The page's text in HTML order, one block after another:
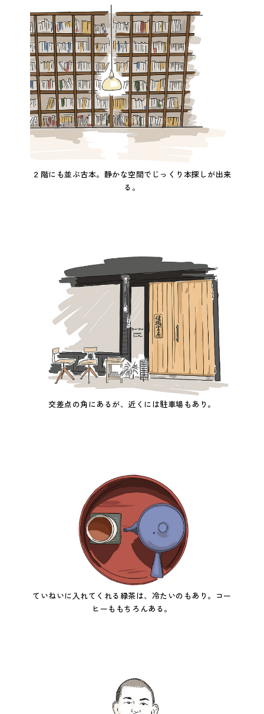
２階にも並ぶ古本。静かな空間でじっくり本探しが出来
る。
交差点の角にあるが、近くには駐車場もあり。
ていねいに入れてくれる緑茶は、冷たいのもあり。コー
ヒーももちろんある。